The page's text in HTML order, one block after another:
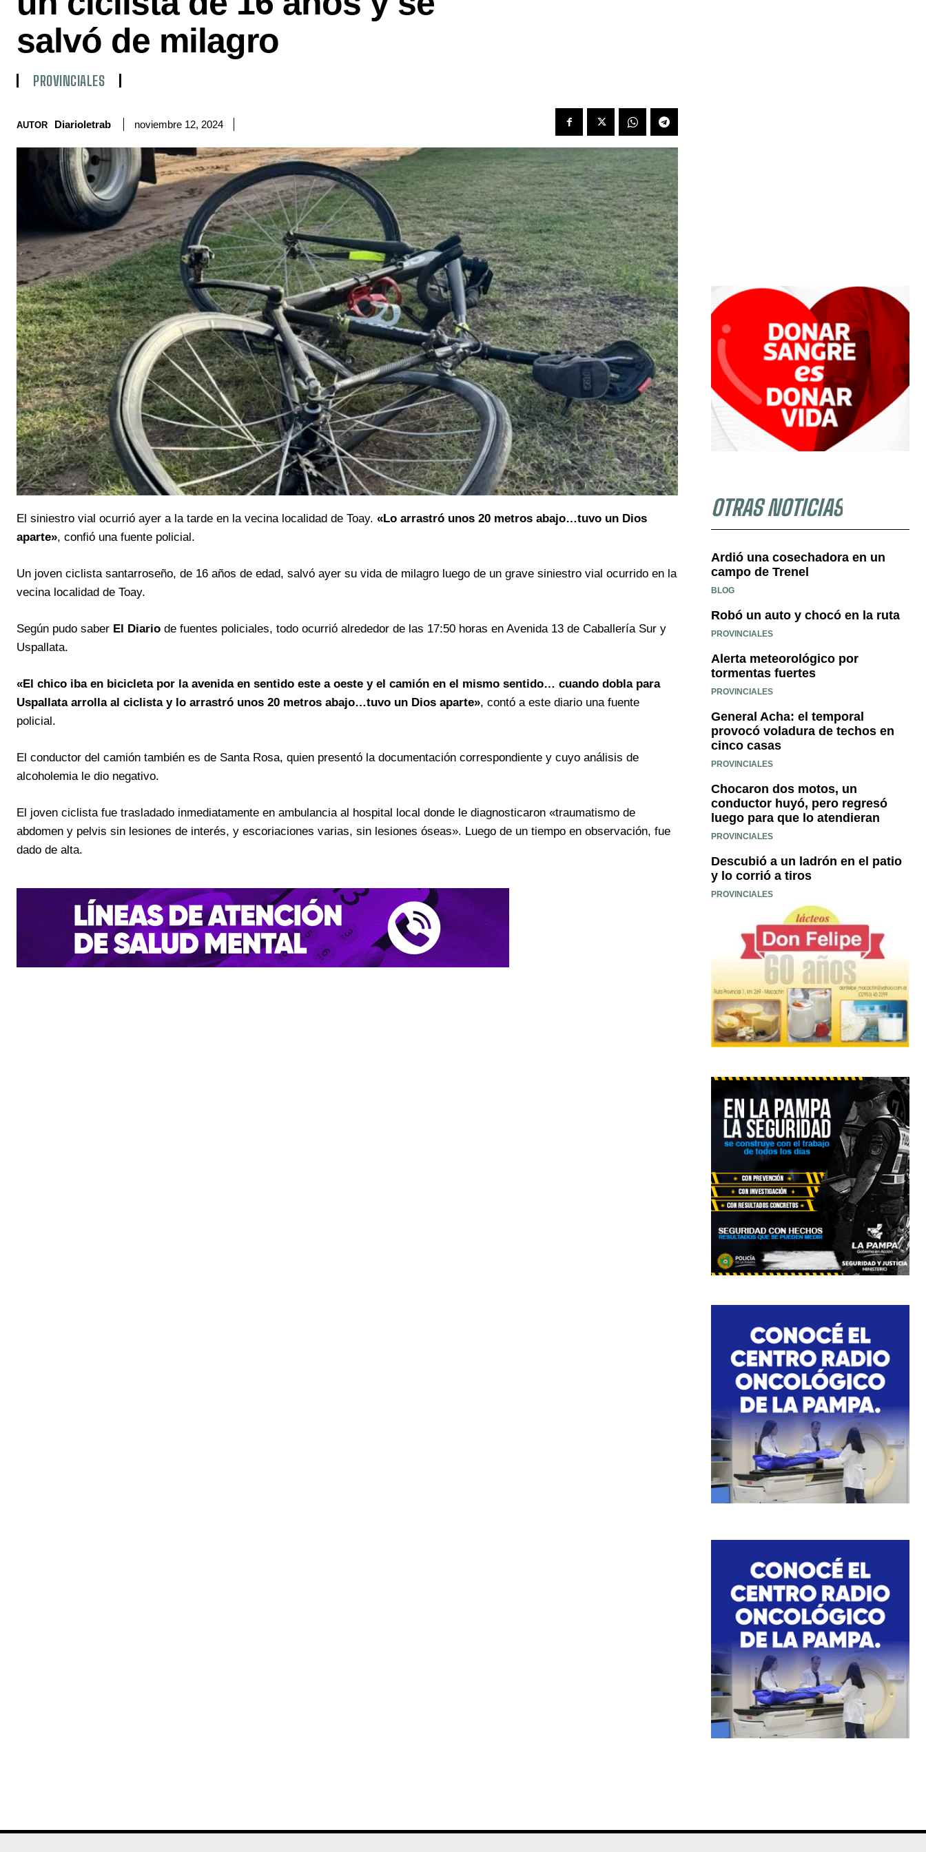
salvó de milagro
PROVINCIALES
AUTOR Diarioletrab noviembre 12, 2024
El siniestro vial ocurrió ayer a la tarde en la vecina localidad de Toay. «Lo arrastró unos 20 metros abajo…tuvo un Dios
aparte», confió una fuente policial.
Un joven ciclista santarroseño, de 16 años de edad, salvó ayer su vida de milagro luego de un grave siniestro vial ocurrido en la
vecina localidad de Toay.
Según pudo saber El Diario de fuentes policiales, todo ocurrió alrededor de las 17:50 horas en Avenida 13 de Caballería Sur y
Uspallata.
«El chico iba en bicicleta por la avenida en sentido este a oeste y el camión en el mismo sentido… cuando dobla para
Uspallata arrolla al ciclista y lo arrastró unos 20 metros abajo…tuvo un Dios aparte», contó a este diario una fuente
policial.
El conductor del camión también es de Santa Rosa, quien presentó la documentación correspondiente y cuyo análisis de
alcoholemia le dio negativo.
El joven ciclista fue trasladado inmediatamente en ambulancia al hospital local donde le diagnosticaron «traumatismo de
abdomen y pelvis sin lesiones de interés, y escoriaciones varias, sin lesiones óseas». Luego de un tiempo en observación, fue
dado de alta.
OTRAS NOTICIAS
Ardió una cosechadora en un
campo de Trenel
BLOG
Robó un auto y chocó en la ruta
PROVINCIALES
Alerta meteorológico por
tormentas fuertes
PROVINCIALES
General Acha: el temporal
provocó voladura de techos en
cinco casas
PROVINCIALES
Chocaron dos motos, un
conductor huyó, pero regresó
luego para que lo atendieran
PROVINCIALES
Descubió a un ladrón en el patio
y lo corrió a tiros
PROVINCIALES